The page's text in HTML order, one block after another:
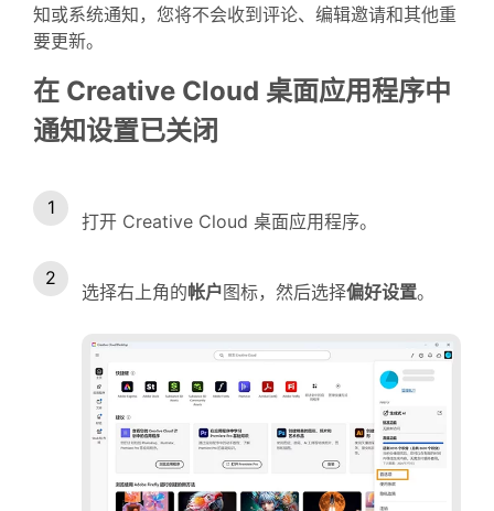
知或系统通知，您将不会收到评论、编辑邀请和其他重
要更新。
在 Creative Cloud 桌面应用程序中
通知设置已关闭
打开 Creative Cloud 桌面应用程序。
选择右上角的帐户图标，然后选择偏好设置。